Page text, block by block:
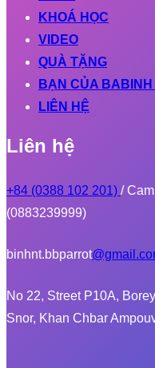
KHOÁ HỌC
VIDEO
QUÀ TẶNG
BẠN CỦA
LIÊN HỆ
Liên hệ
+84 (0388 102 201) /
(0883239999)
binhnt.bbparrot
No 22, Street P10A,
Snor, Khan Chbar